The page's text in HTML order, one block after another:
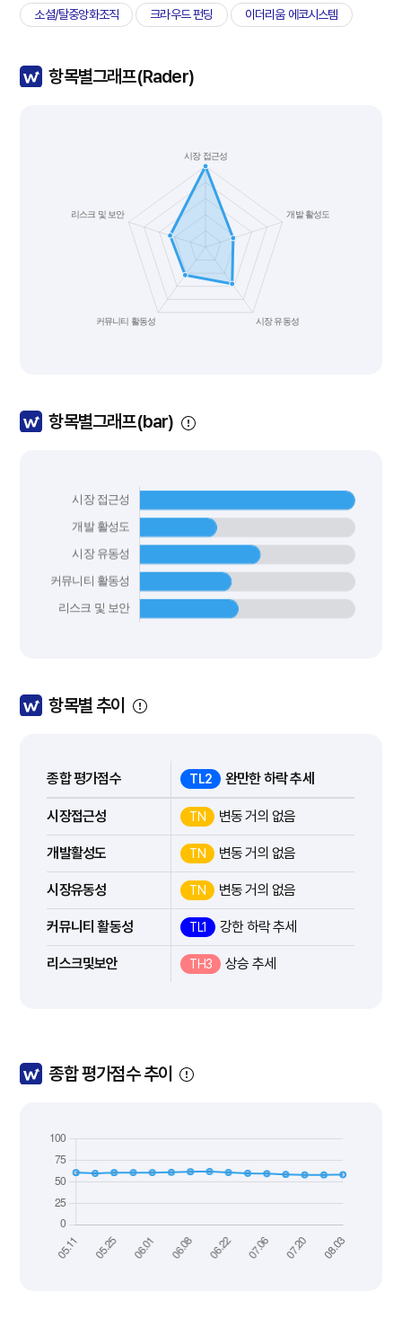
소셜/탈중앙화조직 크라우드 펀딩 이더리움 에코시스템
항목별그래프(Rader)
항목별그래프(bar)
항목별 추이
종합 평가점수 TL2 완만한 하락 추세
시장접근성 TN 변동 거의 없음
개발활성도 TN 변동 거의 없음
시장유동성 TN 변동 거의 없음
커뮤니티 활동성 TL1 강한 하락 추세
리스크및보안 TH3 상승 추세
종합 평가점수 추이